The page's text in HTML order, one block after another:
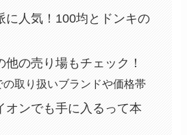
に人気！100均とドンキの
他の売り場もチェック！
の取り扱いブランドや価格帯
オンでも手に入るって本